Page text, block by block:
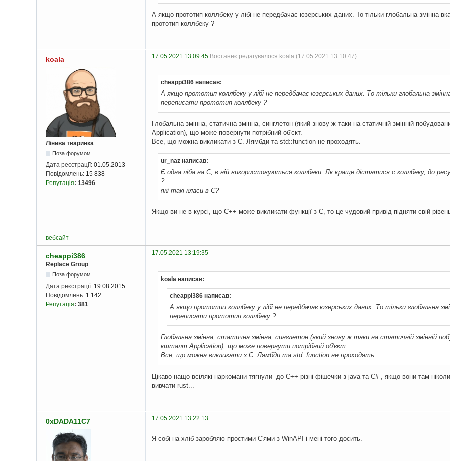
А якщо прототип коллбеку у лібі не передбачає юзерських даних. То тільки глобальна змінна
прототип коллбеку ?
koala 17.05.2021 13:09:45 Востаннє редагувалося koala (17.05.2021 13:10:47)
Лінива тваринка
Поза форумом
Дата реєстрації: 01.05.2013
Повідомлень: 15 838
Репутація: 13496
cheappi386 написав:
А якщо прототип коллбеку у лібі не передбачає юзерських даних. То тільки глобальна
переписати прототип коллбеку ?
Глобальна змінна, статична змінна, синглетон (який знову ж таки на статичній змінній
Application), що може повернути потрібний об'єкт.
Все, що можна викликати з C. Лямбди та std::function не проходять.
ur_naz написав:
Є одна ліба на С, в ній використовуються коллбеки. Як краще дістатися с коллбеку, до
?
які такі класи в С?
Якщо ви не в курсі, що C++ може викликати функції з C, то це чудовий привід підняти свій
вебсайт
cheappi386
17.05.2021 13:19:35
Replace Group
Поза форумом
Дата реєстрації: 19.08.2015
Повідомлень: 1 142
Репутація: 381
koala написав:
cheappi386 написав:
А якщо прототип коллбеку у лібі не передбачає юзерських даних. То тільки глобальна
переписати прототип коллбеку ?
Глобальна змінна, статична змінна, синглетон (який знову ж таки на статичній змінній
кшталт Application), що може повернути потрібний об'єкт.
Все, що можна викликати з C. Лямбди та std::function не проходять.
Цікаво нащо всілякі наркомани тягнули до С++ різні фішечки з java та C# , якщо вони там
вивчати rust...
0xDADA11C7 17.05.2021 13:22:13
Я собі на хліб заробляю простими С'ями з WinAPI і мені того досить.